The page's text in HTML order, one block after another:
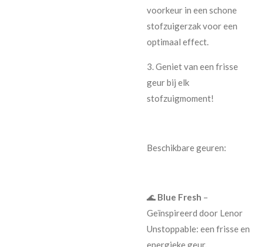
voorkeur in een schone
stofzuigerzak voor een
optimaal effect.
3.Geniet van een frisse
geur bij elk
stofzuigmoment!
Beschikbare geuren:
🌊 Blue Fresh –
Geïnspireerd door Lenor
Unstoppable: een frisse en
energieke geur.